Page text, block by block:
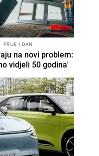
PRIJE 1 DAN
na novi problem:
vidjeli 50 godina'